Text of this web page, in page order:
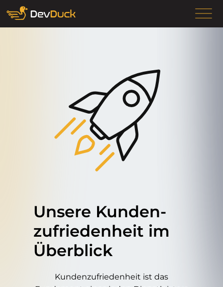
Unsere Kunden­
zufriedenheit im
Überblick
Kundenzufriedenheit ist das